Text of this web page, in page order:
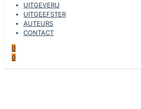
UITGEVERIJ
UITGEEFSTER
AUTEURS
CONTACT
0
0